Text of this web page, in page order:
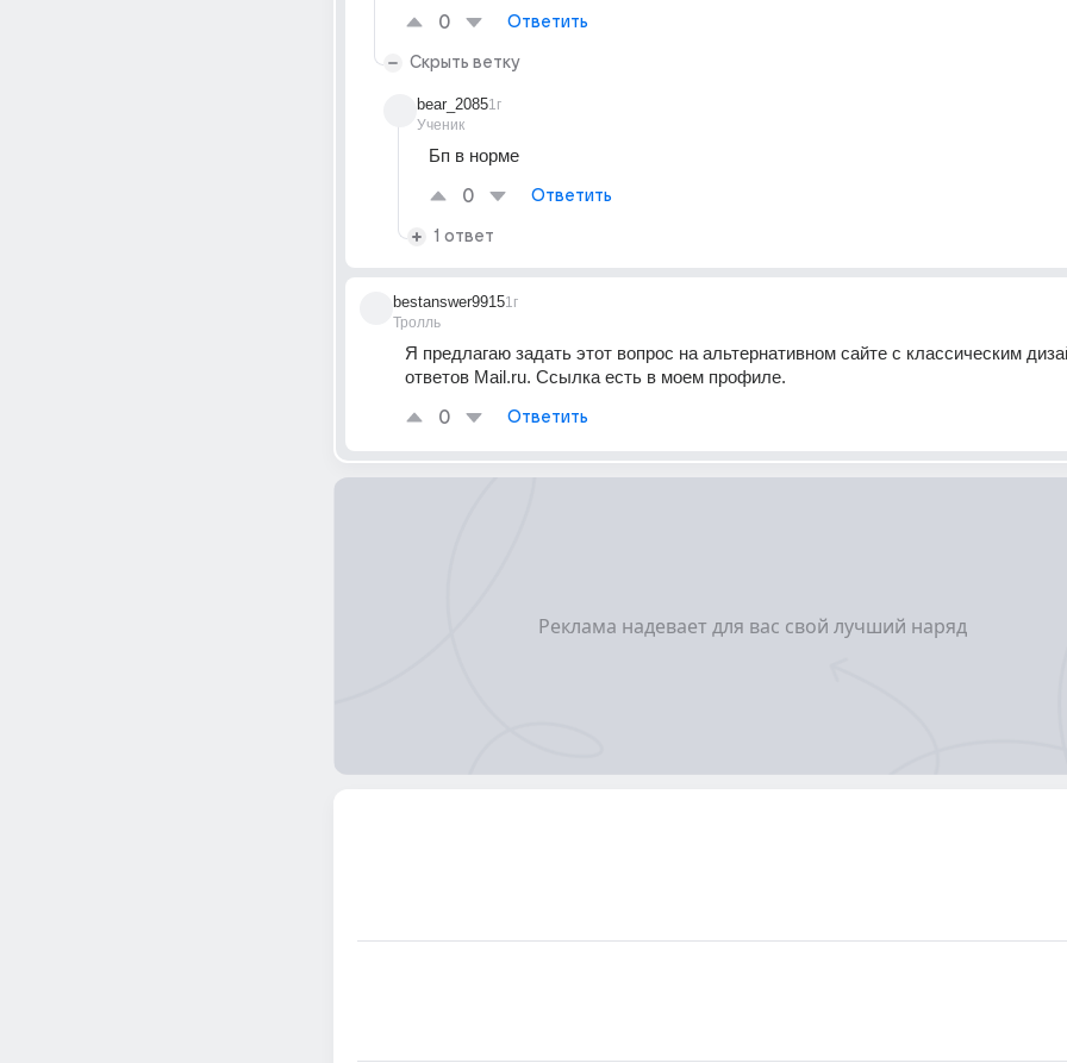
0 Ответить
Скрыть ветку
bear_2085
Ученик
1г
Бп в норме
0 Ответить
1 ответ
bestanswer9915
Тролль
1г
Я предлагаю задать этот вопрос на альтернативном сайте с классическим
ответов Mail.ru. Ссылка есть в моем профиле.
0 Ответить